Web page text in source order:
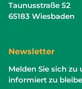
Taunusstraße 52
65183 Wiesbaden
Newsletter
Melden Sie sich
informiert zu